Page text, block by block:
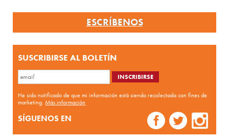
ESCRÍBENOS
SUSCRIBIRSE AL BOLETÍN
He sido notificado de que mi información está siendo recolectada con fines de
marketing.Más información
SÍGUENOS EN